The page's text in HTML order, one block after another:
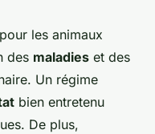
pour les animaux
des maladies et des
Un régime
bien entretenu
De plus,